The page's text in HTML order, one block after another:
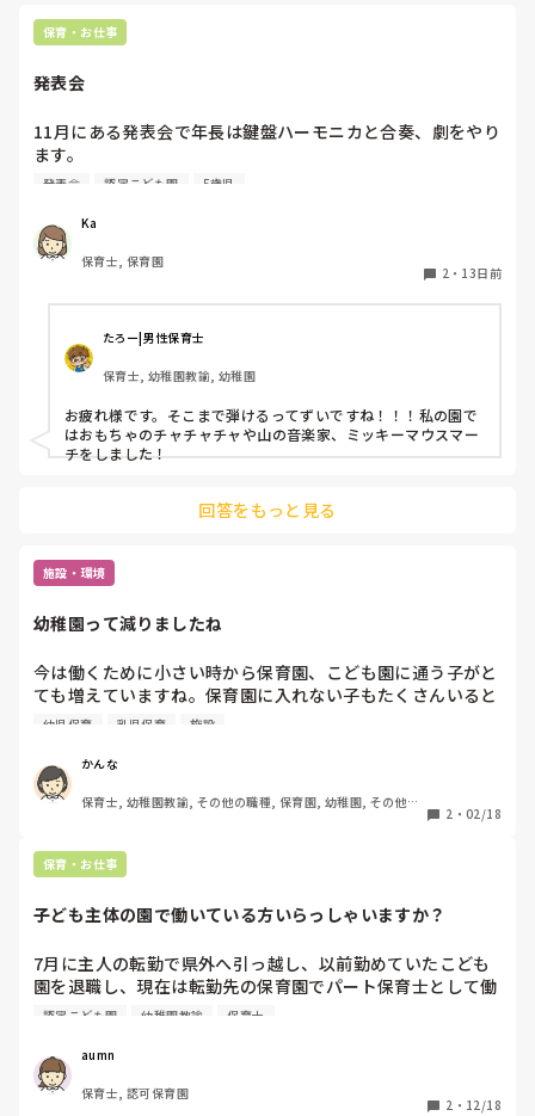
保育・お仕事
発表会
11月にある発表会で年長は鍵盤ハーモニカと合奏、劇をやり
ます。
鍵盤ハーモニカは年長になった4月から始まり、キラキラ星
になりました。
発表会でオススメの曲ありますか？？
鍵盤ハーモニカは二重奏にしようか迷っています！
発表会 認定こども園 5歳児
Ka
保育士, 保育園
2・ 13日前
たろー|男性保育士
保育士, 幼稚園教諭, 幼稚園
お疲れ様です。そこまで弾けるってずいですね！！！私の園で
はおもちゃのチャチャチャや山の音楽家、ミッキーマウスマー
チをしました！
回答をもっと見る
施設・環境
幼稚園って減りましたね
今は働くために小さい時から保育園、こども園に通う子がと
ても増えていますね。保育園に入れない子もたくさんいると
聞きます。
れからも続いていくためにはどうしたらいいと思いますか？
早朝や夕方までの預かり、毎日給食などなんでも思ったこと
を教えてください。
幼児保育 乳児保育 施設
かんな
保育士, 幼稚園教諭, その他の職種, 保育園, 幼稚園, その他の
2 ・ 02/18
保育・お仕事
子ども主体の園で働いている方いらっしゃいますか？
7月に主人の転勤で県外へ引っ越し、以前勤めていたこども
園を退職し、現在は転勤先の保育園でパート保育士として働
いています。
前職の園は、子ども主体の保育を大切にし、子どもの人権を
尊重することを基本としていました。未満児は育児担当制で
愛着形成を重視し、園全体が落ち着いた雰囲気の中で、一人
認定こども園 幼稚園教諭 保育士
aumn
保育士, 認可保育園
2 ・ 12/18